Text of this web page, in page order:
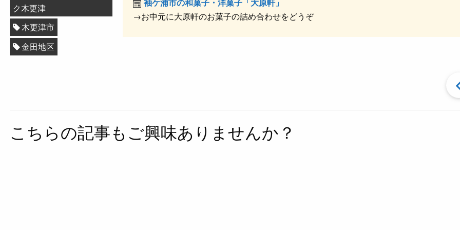
袖ケ浦市の和菓子・洋菓子「大原軒」
→お中元に大原軒のお菓子の詰め合わせをどうぞ
ク木更津
木更津市
金田地区
こちらの記事もご興味ありませんか？